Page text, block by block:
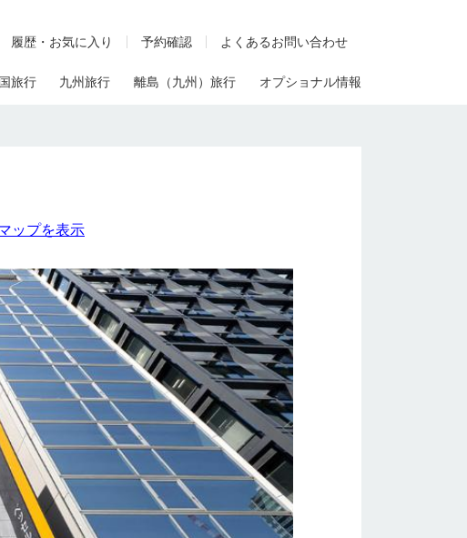
履歴・お気に入り 予約確認 よくあるお問い合わせ
旅行 九州旅行 離島（九州）旅行 オプショナル情報
ップを表示